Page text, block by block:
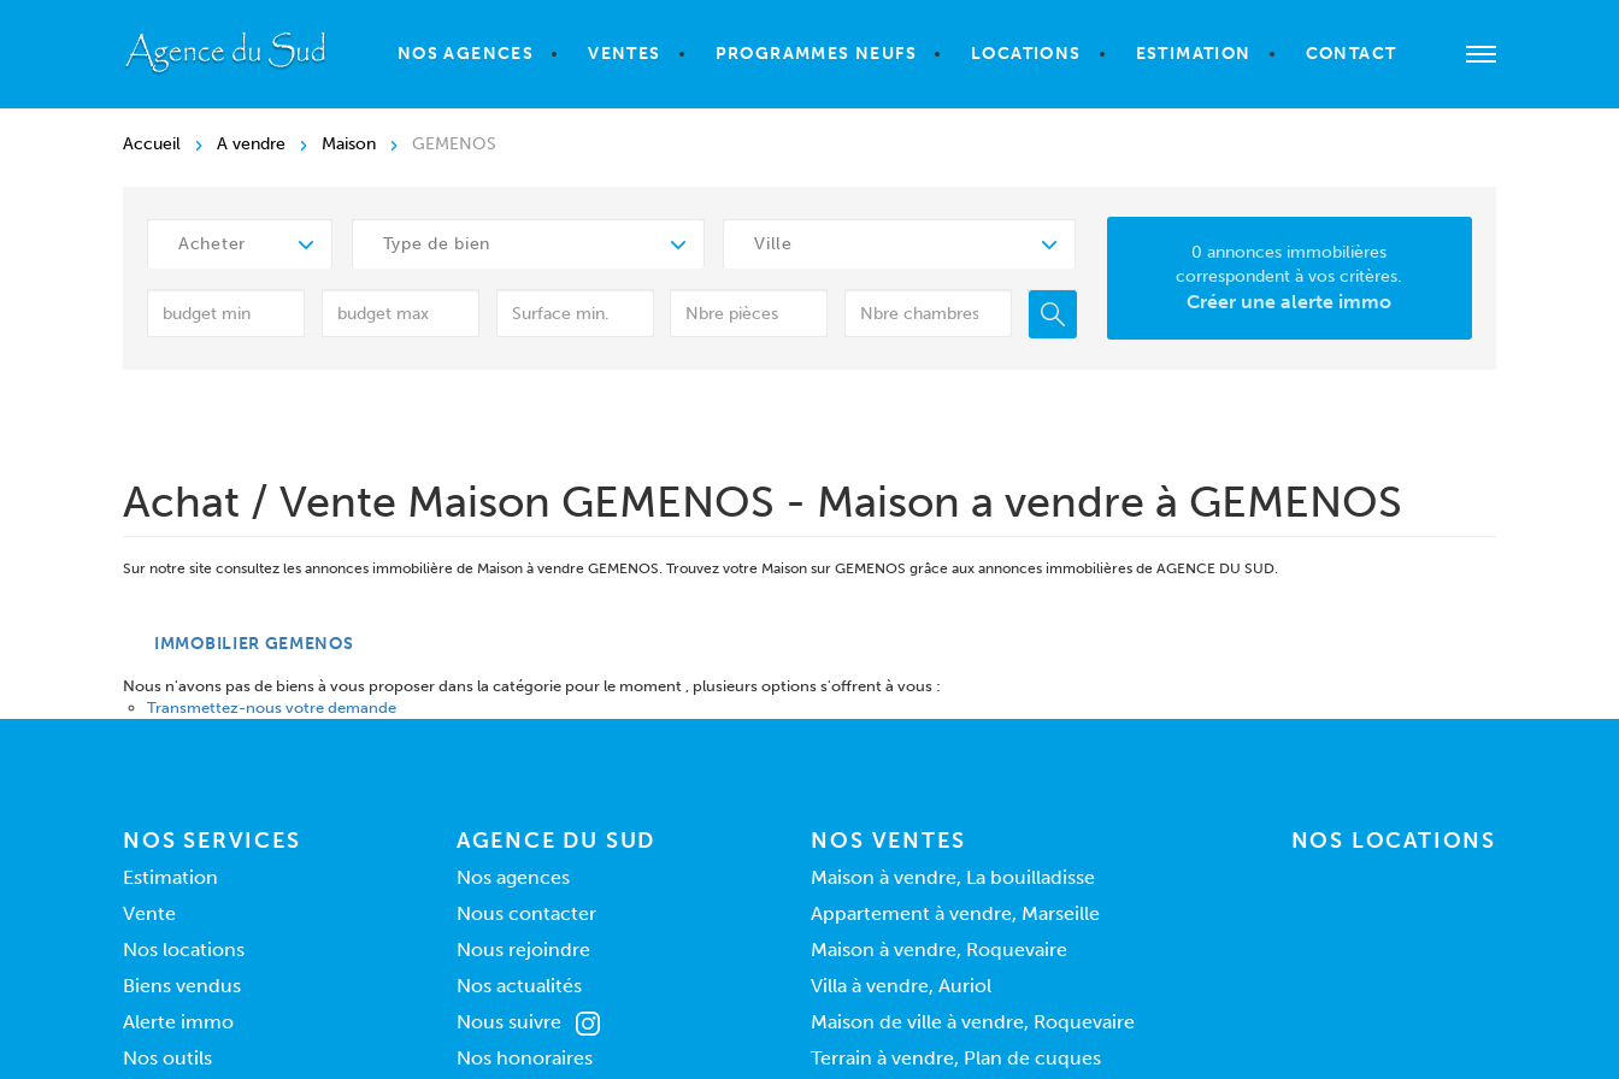
NOS AGENCES VENTES PROGRAMMES NEUFS LOCATIONS ESTIMATION CONTACT
Accueil A vendre Maison GEMENOS
Acheter Type de bien Ville
0 annonces immobilières
correspondent à vos critères.
Créer une alerte immo
Achat / Vente Maison GEMENOS - Maison a vendre à GEMENOS
Sur notre site consultez les annonces immobilière de Maison à vendre GEMENOS. Trouvez votre Maison sur GEMENOS grâce aux annonces immobilières de AGENCE DU SUD.
IMMOBILIER GEMENOS
Nous n'avons pas de biens à vous proposer dans la catégorie pour le moment , plusieurs options s'offrent à vous :
Transmettez-nous votre demande
NOS SERVICES
Estimation
Vente
Nos locations
Biens vendus
Alerte immo
Nos outils
AGENCE DU SUD
Nos agences
Nous contacter
Nous rejoindre
Nos actualités
Nous suivre
Nos honoraires
NOS VENTES
Maison à vendre, La bouilladisse
Appartement à vendre, Marseille
Maison à vendre, Roquevaire
Villa à vendre, Auriol
Maison de ville à vendre, Roquevaire
Terrain à vendre, Plan de cuques
NOS LOCATIONS